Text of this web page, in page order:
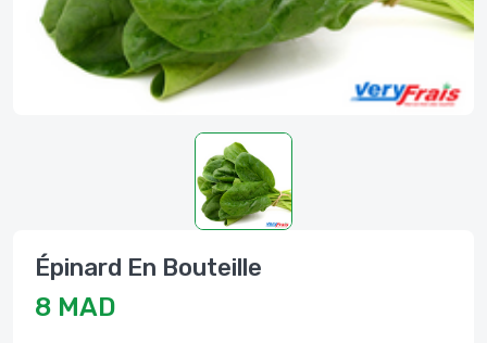
Épinard En Bouteille
8 MAD